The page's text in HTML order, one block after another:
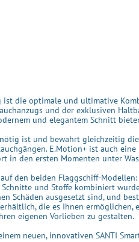
ist die optimale und ultimative
und der exklusiven
und elegantem Schnitt
ist und bewahrt gleichzeitig
E.Motion+ ist auch
in den ersten Momenten unter
den beiden Flaggschiff-
und Stoffe kombiniert
Schäden ausgesetzt sind, und
die es Ihnen ermöglichen,
eigenen Vorlieben zu gestalten.
neuen, innovativen SANTI